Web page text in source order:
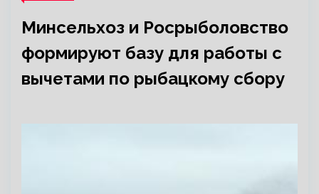
Минсельхоз и Росрыболовство
формируют базу для работы с
вычетами по рыбацкому сбору